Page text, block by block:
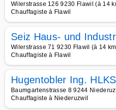
Wilerstrasse 126 9230 Flawil (à 14
Chauffagiste à Flawil
Seiz Haus- und
Wilerstrasse 71 9230 Flawil (à 14
Chauffagiste à Flawil
Hugentobler Ing.
Baumgartenstrasse 8 9244
Chauffagiste à Niederuzwil